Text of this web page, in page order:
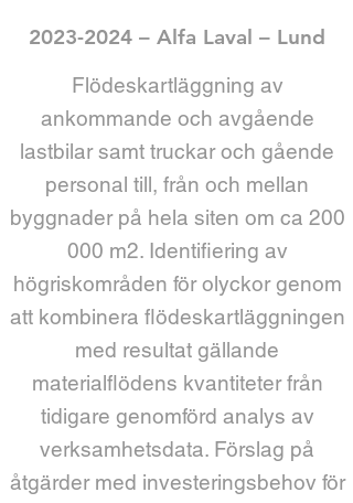
2023-2024 – Alfa Laval – Lund
Flödeskartläggning av
ankommande och avgående
lastbilar samt truckar och gående
personal till, från och mellan
byggnader på hela siten om ca 200
000 m2. Identifiering av
högriskområden för olyckor genom
att kombinera flödeskartläggningen
med resultat gällande
materialflödens kvantiteter från
tidigare genomförd analys av
verksamhetsdata. Förslag på
åtgärder med investeringsbehov för